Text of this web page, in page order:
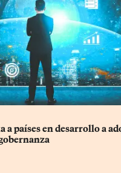
a países en desarrollo a